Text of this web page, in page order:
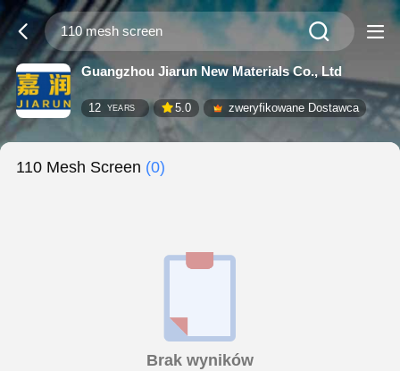
Guangzhou Jiarun New Materials Co., Ltd
12 YEARS 5.0 zweryfikowane Dostawca
110 Mesh Screen (0)
Brak wyników